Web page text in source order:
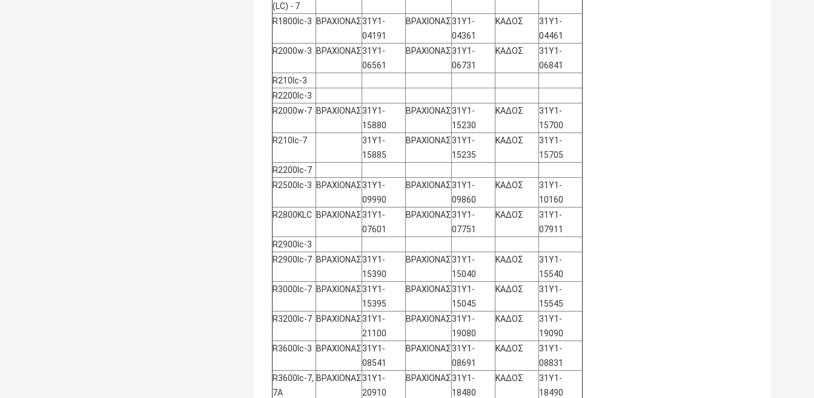
(LC) - 7
R1800lc-3
ΒΡΑΧΙΟΝΑΣ31Y1-
04191
ΒΡΑΧΙΟΝΑΣ31Y1-
04361
ΚΑΔΟΣ
31Y1-
04461
R2000w-3
ΒΡΑΧΙΟΝΑΣ31Y1-
06561
ΒΡΑΧΙΟΝΑΣ31Y1-
06731
ΚΑΔΟΣ
31Y1-
06841
R210lc-3
R2200lc-3
R2000w-7 ΒΡΑΧΙΟΝΑΣ31Y1-
15880
ΒΡΑΧΙΟΝΑΣ31Y1-
15230
ΚΑΔΟΣ
31Y1-
15700
R210lc-7
31Y1-
15885
ΒΡΑΧΙΟΝΑΣ31Y1-
15235
ΚΑΔΟΣ
31Y1-
15705
R2200lc-7
R2500lc-3
ΒΡΑΧΙΟΝΑΣ31Y1-
09990
ΒΡΑΧΙΟΝΑΣ31Y1-
09860
ΚΑΔΟΣ
31Y1-
10160
R2800KLC ΒΡΑΧΙΟΝΑΣ31Y1-
07601
ΒΡΑΧΙΟΝΑΣ31Y1-
07751
ΚΑΔΟΣ
31Y1-
07911
R2900lc-3
R2900lc-7 ΒΡΑΧΙΟΝΑΣ31Y1-
15390
ΒΡΑΧΙΟΝΑΣ31Y1-
15040
ΚΑΔΟΣ
31Y1-
15540
R3000lc-7 ΒΡΑΧΙΟΝΑΣ31Y1-
15395
ΒΡΑΧΙΟΝΑΣ31Y1-
15045
ΚΑΔΟΣ
31Y1-
15545
R3200lc-7 ΒΡΑΧΙΟΝΑΣ31Y1-
21100
ΒΡΑΧΙΟΝΑΣ31Y1-
19080
ΚΑΔΟΣ
31Y1-
19090
R3600lc-3
ΒΡΑΧΙΟΝΑΣ31Y1-
08541
ΒΡΑΧΙΟΝΑΣ31Y1-
08691
ΚΑΔΟΣ
31Y1-
08831
R3600lc-7,
7A
ΒΡΑΧΙΟΝΑΣ31Y1-
20910
ΒΡΑΧΙΟΝΑΣ31Y1-
18480
ΚΑΔΟΣ
31Y1-
18490